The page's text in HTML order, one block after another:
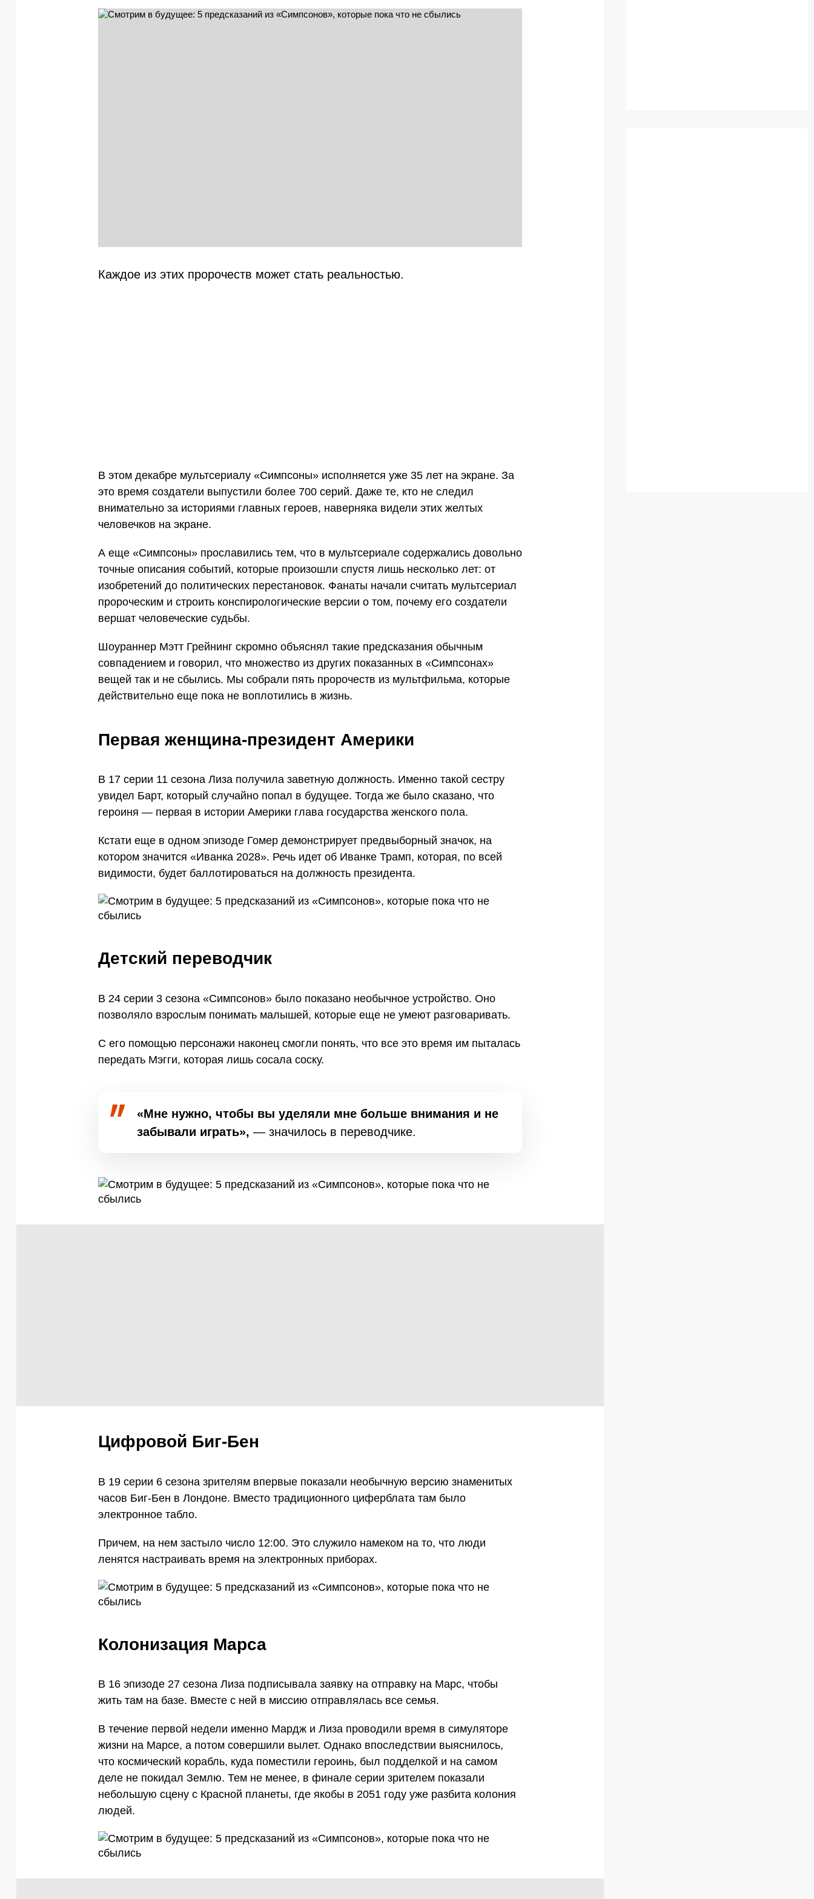
Каждое из этих пророчеств может стать реальностью.
В этом декабре мультсериалу «Симпсоны» исполняется уже 35 лет на экране. За
это время создатели выпустили более 700 серий. Даже те, кто не следил
внимательно за историями главных героев, наверняка видели этих желтых
человечков на экране.
А еще «Симпсоны» прославились тем, что в мультсериале содержались довольно
точные описания событий, которые произошли спустя лишь несколько лет: от
изобретений до политических перестановок. Фанаты начали считать мультсериал
пророческим и строить конспирологические версии о том, почему его создатели
вершат человеческие судьбы.
Шоураннер Мэтт Грейнинг скромно объяснял такие предсказания обычным
совпадением и говорил, что множество из других показанных в «Симпсонах»
вещей так и не сбылись. Мы собрали пять пророчеств из мультфильма, которые
действительно еще пока не воплотились в жизнь.
Первая женщина-президент Америки
В 17 серии 11 сезона Лиза получила заветную должность. Именно такой сестру
увидел Барт, который случайно попал в будущее. Тогда же было сказано, что
героиня — первая в истории Америки глава государства женского пола.
Кстати еще в одном эпизоде Гомер демонстрирует предвыборный значок, на
котором значится «Иванка 2028». Речь идет об Иванке Трамп, которая, по всей
видимости, будет баллотироваться на должность президента.
Детский переводчик
В 24 серии 3 сезона «Симпсонов» было показано необычное устройство. Оно
позволяло взрослым понимать малышей, которые еще не умеют разговаривать.
С его помощью персонажи наконец смогли понять, что все это время им пыталась
передать Мэгги, которая лишь сосала соску.
«Мне нужно, чтобы вы уделяли мне больше внимания и не
забывали играть», — значилось в переводчике.
Цифровой Биг-Бен
В 19 серии 6 сезона зрителям впервые показали необычную версию знаменитых
часов Биг-Бен в Лондоне. Вместо традиционного циферблата там было
электронное табло.
Причем, на нем застыло число 12:00. Это служило намеком на то, что люди
ленятся настраивать время на электронных приборах.
Колонизация Марса
В 16 эпизоде 27 сезона Лиза подписывала заявку на отправку на Марс, чтобы
жить там на базе. Вместе с ней в миссию отправлялась все семья.
В течение первой недели именно Мардж и Лиза проводили время в симуляторе
жизни на Марсе, а потом совершили вылет. Однако впоследствии выяснилось,
что космический корабль, куда поместили героинь, был подделкой и на самом
деле не покидал Землю. Тем не менее, в финале серии зрителем показали
небольшую сцену с Красной планеты, где якобы в 2051 году уже разбита колония
людей.